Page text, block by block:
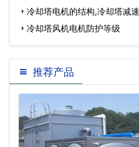
冷却塔电机的结构,冷却塔减
冷却塔风机电机防护等级
推荐产品